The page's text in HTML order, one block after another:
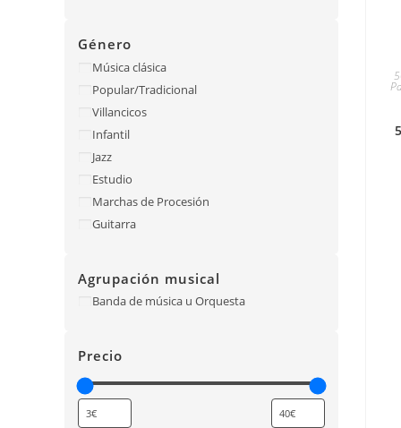
Género
Música clásica
Popular/Tradicional
Villancicos
Infantil
Jazz
Estudio
Marchas de Procesión
Guitarra
Agrupación musical
Banda de música u Orquesta
Precio